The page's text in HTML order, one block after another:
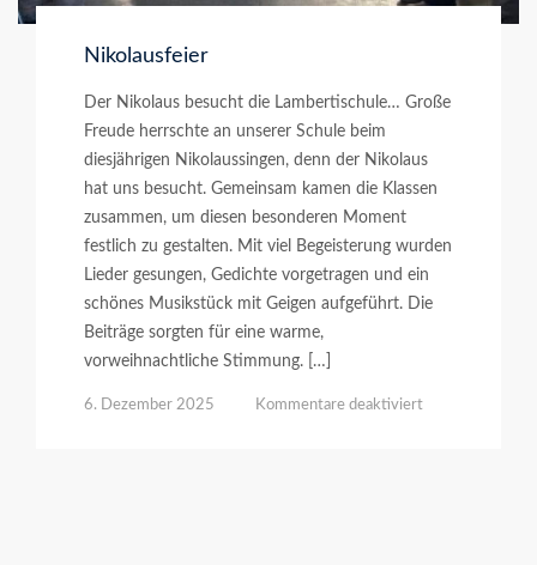
Nikolausfeier
Der Nikolaus besucht die Lambertischule… Große
Freude herrschte an unserer Schule beim
diesjährigen Nikolaussingen, denn der Nikolaus
hat uns besucht. Gemeinsam kamen die Klassen
zusammen, um diesen besonderen Moment
festlich zu gestalten. Mit viel Begeisterung wurden
Lieder gesungen, Gedichte vorgetragen und ein
schönes Musikstück mit Geigen aufgeführt. Die
Beiträge sorgten für eine warme,
vorweihnachtliche Stimmung. […]
6. Dezember 2025 Kommentare deaktiviertfür